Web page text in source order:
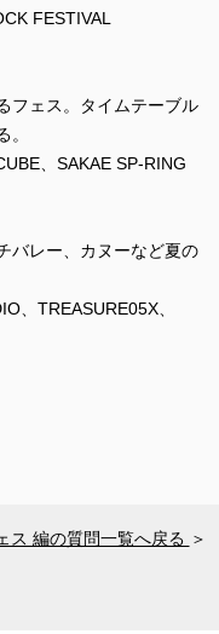
FESTIVAL
フェス。タイムテーブル
、SAKAE SP-RING
バレー、カヌーなど夏の
、TREASURE05X、
ス 編の質問一覧へ戻る ＞